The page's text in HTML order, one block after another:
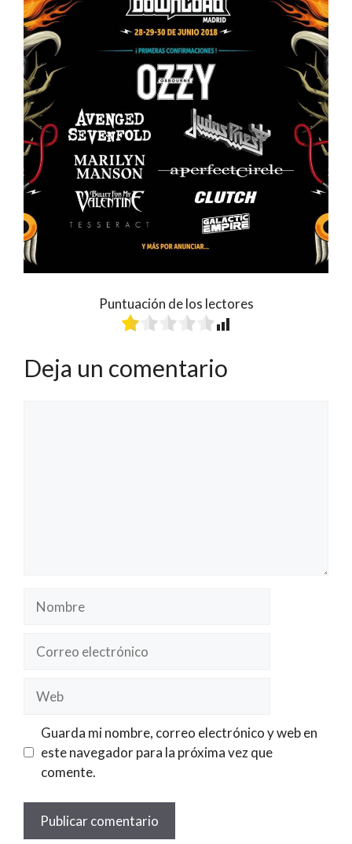
Puntuación de los lectores
Deja un comentario
electrónico
Guarda mi nombre, correo electrónico y web en
este navegador para la próxima vez que
comente.